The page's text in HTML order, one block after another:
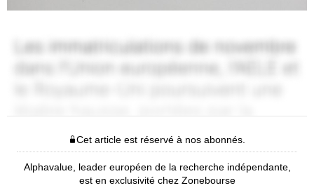
Cet article est réservé à nos abonnés.
Alphavalue, leader européen de la recherche indépendante,
est en exclusivité chez Zonebourse